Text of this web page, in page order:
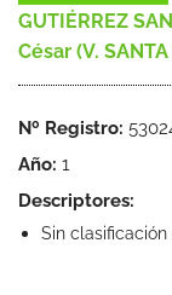
GUTIÉRREZ
César (V.
Nº Registro:
Año: 1
Descriptores:
Sin